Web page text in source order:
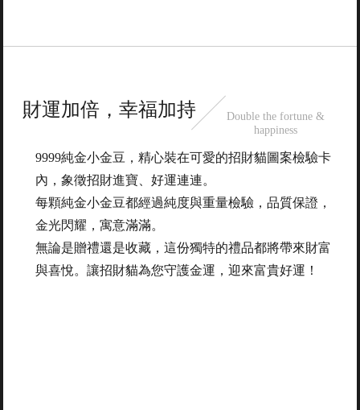
財運加倍，幸福加持
Double the fortune &
happiness
9999純金小金豆，精心裝在可愛的招財貓圖案檢驗卡
內，象徵招財進寶、好運連連。
每顆純金小金豆都經過純度與重量檢驗，品質保證，
金光閃耀，寓意滿滿。
無論是贈禮還是收藏，這份獨特的禮品都將帶來財富
與喜悅。讓招財貓為您守護金運，迎來富貴好運！